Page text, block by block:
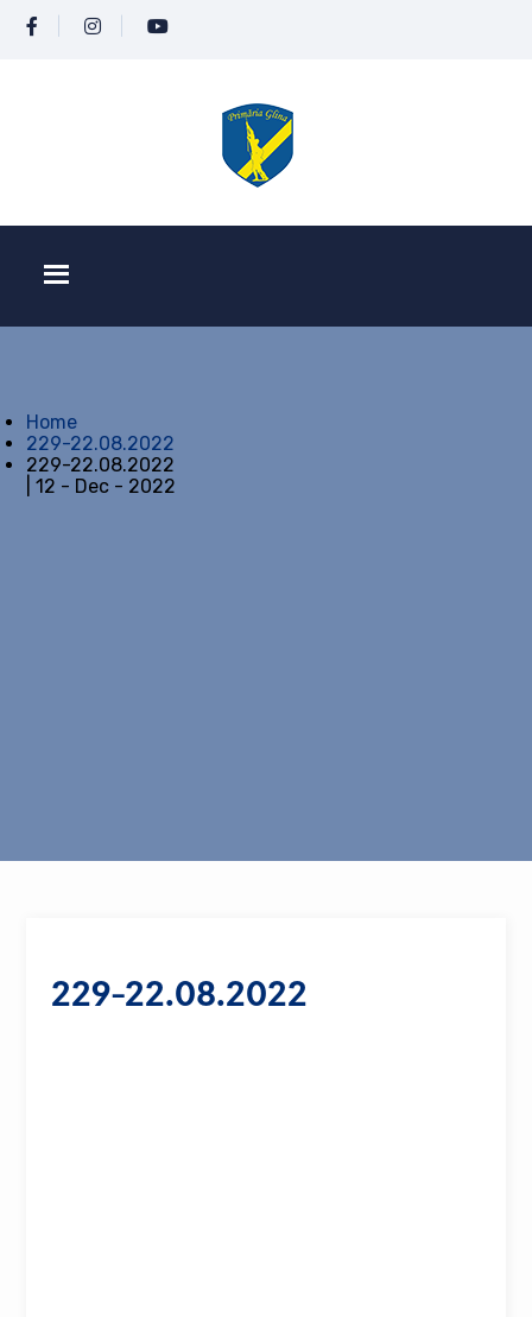
Home
229-22.08.2022
229-22.08.2022
| 12 - Dec - 2022
229-22.08.2022